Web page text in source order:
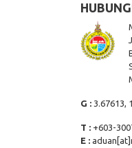
G : 3.67613,
T : +603-
E :